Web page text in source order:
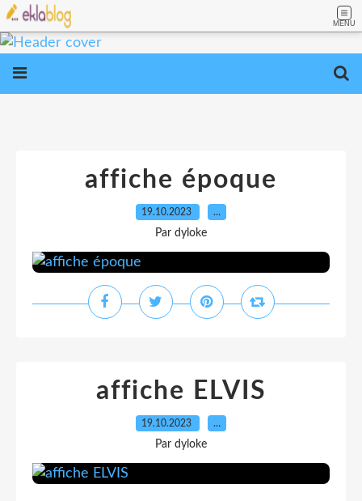
MENU
affiche époque
19.10.2023 …
Par dyloke
affiche ELVIS
19.10.2023 …
Par dyloke